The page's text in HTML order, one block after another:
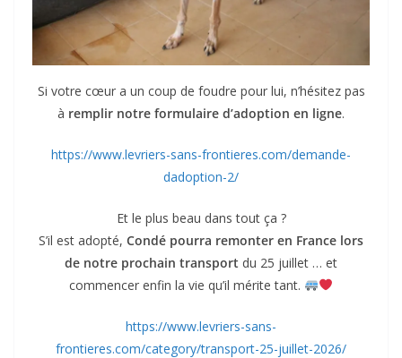
Si votre cœur a un coup de foudre pour lui, n’hésitez pas
à remplir notre formulaire d’adoption en ligne.
https://www.levriers-sans-frontieres.com/demande-
dadoption-2/
Et le plus beau dans tout ça ?
S’il est adopté, Condé pourra remonter en France lors
de notre prochain transport du 25 juillet … et
commencer enfin la vie qu’il mérite tant.
https://www.levriers-sans-
frontieres.com/category/transport-25-juillet-2026/